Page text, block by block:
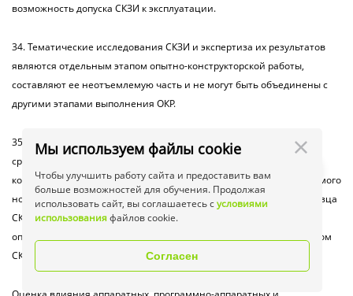
возможность допуска СКЗИ к эксплуатации.
34. Тематические исследования СКЗИ и экспертиза их результатов
являются отдельным этапом опытно-конструкторской работы,
составляют ее неотъемлемую часть и не могут быть объединены с
другими этапами выполнения ОКР.
35. Состав аппаратных, программно-аппаратных и программных
средств сети (системы) конфиденциальной связи, совместно с
которыми предполагается штатное функционирование создаваемого
нового образца СКЗИ или модернизируемого действующего образца
СКЗИ, влияющих на выполнение заданных требований к СКЗИ,
определяется разработчиком СКЗИ и согласовывается с заказчиком
СКЗИ, специализированной организацией и ФСБ России.
Мы используем файлы cookie
Чтобы улучшить работу сайта и предоставить вам
больше возможностей для обучения. Продолжая
использовать сайт, вы соглашаетесь сусловиями
использованияфайлов cookie.
Согласен